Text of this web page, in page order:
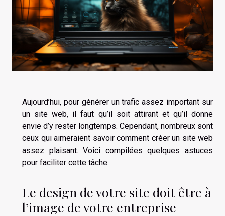
Aujourd’hui, pour générer un trafic assez important sur
un site web, il faut qu’il soit attirant et qu’il donne
envie d’y rester longtemps. Cependant, nombreux sont
ceux qui aimeraient savoir comment créer un site web
assez plaisant. Voici compilées quelques astuces
pour faciliter cette tâche.
Le design de votre site doit être à
l’image de votre entreprise